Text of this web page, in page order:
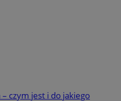
czym jest i do jakiego